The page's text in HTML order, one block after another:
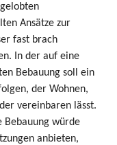
Ansätze zur
fast brach
In der auf eine
Bebauung soll ein
der Wohnen,
vereinbaren lässt.
Bebauung würde
anbieten,